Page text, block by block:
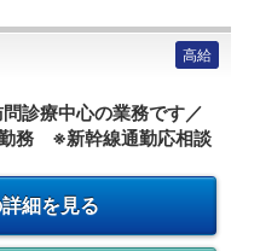
高給
診療中心の業務です／
勤務 ※新幹線通勤応相談
細を見る